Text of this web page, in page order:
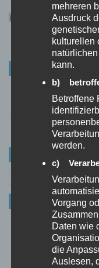
HERZLICH WILLKOMMEN
Frauen-
stellen euch täglich
lohnt sich,
INTERESSANTE ARTIKEL
ihr
Bag
0
mehreren
Ausdruck
kulturellen
kann.
b)
Betroffene
werden.
c)
Vorgang
Daten wie
die
Auslesen,